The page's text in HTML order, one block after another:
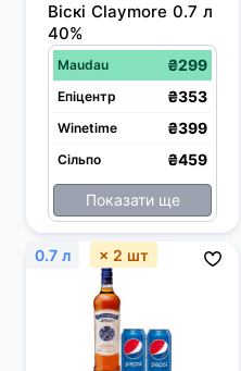
Віскі Claymore 0.7 л
40%
Maudau ₴299
Епіцентр ₴353
Winetime ₴399
Сільпо ₴459
Показати ще
0.7 л × 2 шт